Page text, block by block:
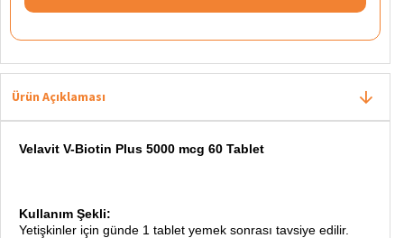
Ürün Açıklaması
Velavit V-Biotin Plus 5000 mcg 60 Tablet
Kullanım Şekli:
Yetişkinler için günde 1 tablet yemek sonrası tavsiye edilir.